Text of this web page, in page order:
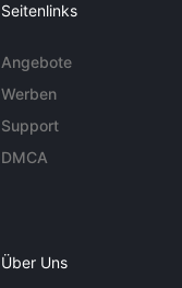
Seitenlinks
Angebote
Werben
Support
DMCA
Über Uns